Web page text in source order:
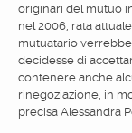
originari del mutuo
nel 2006, rata
mutuatario
decidesse di
contenere anche
rinegoziazione, in
precisa Alessandra